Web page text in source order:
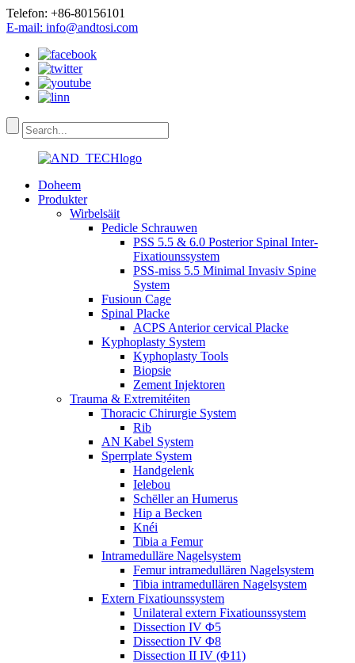
Telefon: +86-80156101
E-mail: info@andtosi.com
Doheem
Produkter
Wirbelsäit
Pedicle Schrauwen
PSS 5.5 & 6.0 Posterior Spinal Inter-
Fixatiounssystem
PSS-miss 5.5 Minimal Invasiv Spine
System
Fusioun Cage
Spinal Placke
ACPS Anterior cervical Placke
Kyphoplasty System
Kyphoplasty Tools
Biopsie
Zement Injektoren
Trauma & Extremitéiten
Thoracic Chirurgie System
Rib
AN Kabel System
Sperrplate System
Handgelenk
Ielebou
Schëller an Humerus
Hip a Becken
Knéi
Tibia a Femur
Intramedulläre Nagelsystem
Femur intramedullären Nagelsystem
Tibia intramedullären Nagelsystem
Extern Fixatiounssystem
Unilateral extern Fixatiounssystem
Dissection IV Φ5
Dissection IV Φ8
Dissection II IV (Φ11)